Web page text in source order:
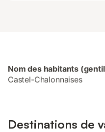
Nom des habitants
Castel-Chalonnaises
Destinations de